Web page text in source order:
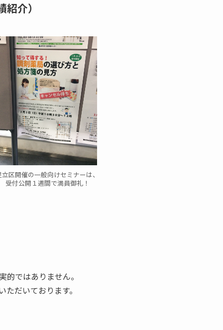
介）
立区開催の一般向けセミナーは、
受付公開１週間で満員御礼！
ではありません。
だいております。